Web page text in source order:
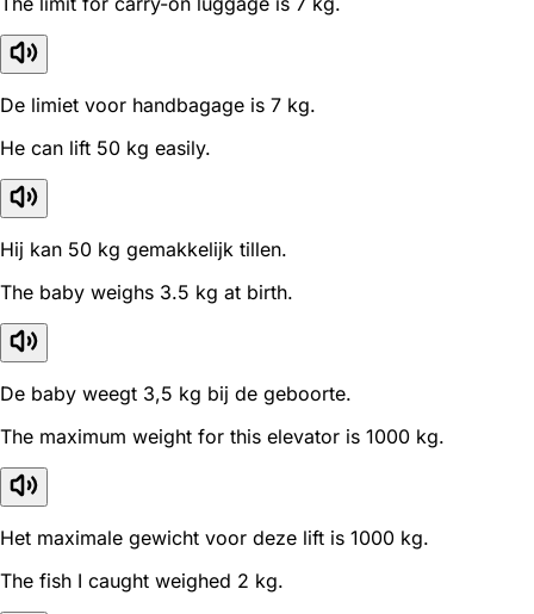
De limiet voor handbagage is 7 kg.
He can lift 50 kg easily.
Hij kan 50 kg gemakkelijk tillen.
The baby weighs 3.5 kg at birth.
De baby weegt 3,5 kg bij de geboorte.
The maximum weight for this elevator is 1000 kg.
Het maximale gewicht voor deze lift is 1000 kg.
The fish I caught weighed 2 kg.